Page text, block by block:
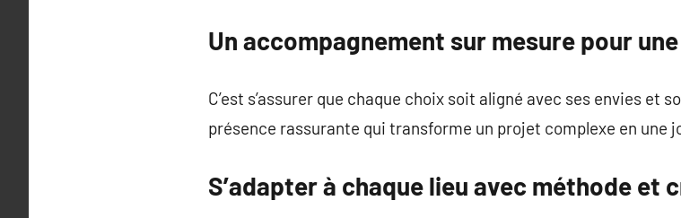
Un accompagnement sur mesure pour
C’est s’assurer que chaque choix soit aligné avec ses envies et
présence rassurante qui transforme un projet complexe en une
S’adapter à chaque lieu avec méthode et